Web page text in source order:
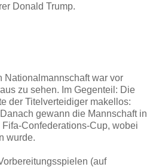
Donald Trump.
Nationalmannschaft war vor
zu sehen. Im Gegenteil: Die
der Titelverteidiger makellos:
gewann die Mannschaft in
Confederations-Cup, wobei
wurde.
(auf